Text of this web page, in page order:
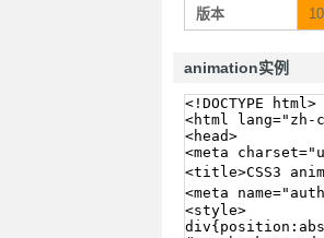
版本 10
animation实例